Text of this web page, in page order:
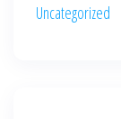
Uncategorized